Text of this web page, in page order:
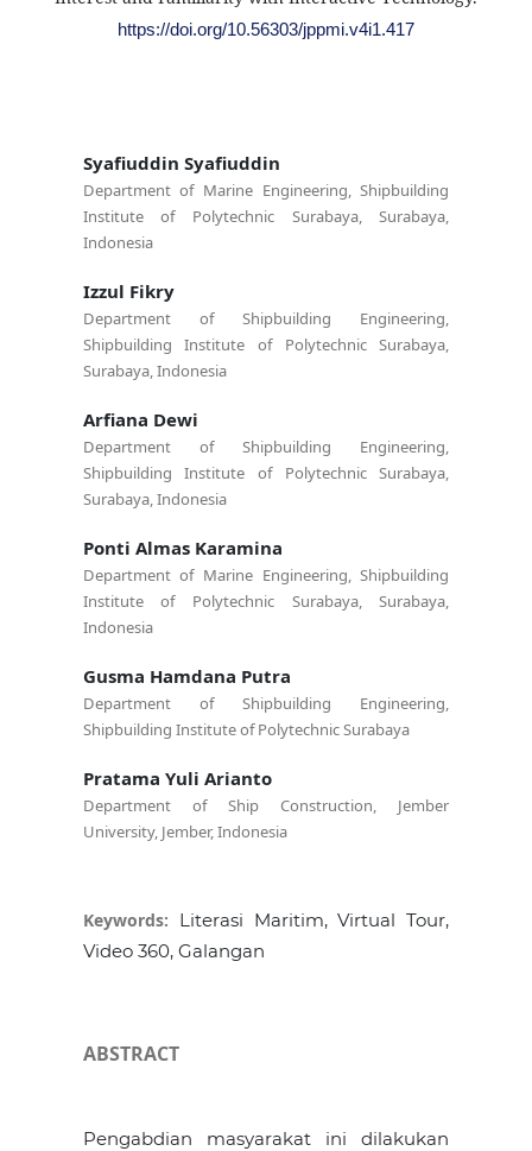
https://doi.org/10.56303/jppmi.v4i1.417
Syafiuddin Syafiuddin
Department of Marine Engineering, Shipbuilding
Institute of Polytechnic Surabaya, Surabaya,
Indonesia
Izzul Fikry
Department of Shipbuilding Engineering,
Shipbuilding Institute of Polytechnic Surabaya,
Surabaya, Indonesia
Arfiana Dewi
Department of Shipbuilding Engineering,
Shipbuilding Institute of Polytechnic Surabaya,
Surabaya, Indonesia
Ponti Almas Karamina
Department of Marine Engineering, Shipbuilding
Institute of Polytechnic Surabaya, Surabaya,
Indonesia
Gusma Hamdana Putra
Department of Shipbuilding Engineering,
Shipbuilding Institute of Polytechnic Surabaya
Pratama Yuli Arianto
Department of Ship Construction, Jember
University, Jember, Indonesia
Keywords: Literasi Maritim, Virtual Tour,
Video 360, Galangan
ABSTRACT
Pengabdian masyarakat ini dilakukan